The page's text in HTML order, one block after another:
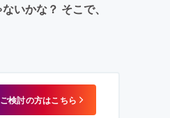
いかな？ そこで、
検討の方はこちら